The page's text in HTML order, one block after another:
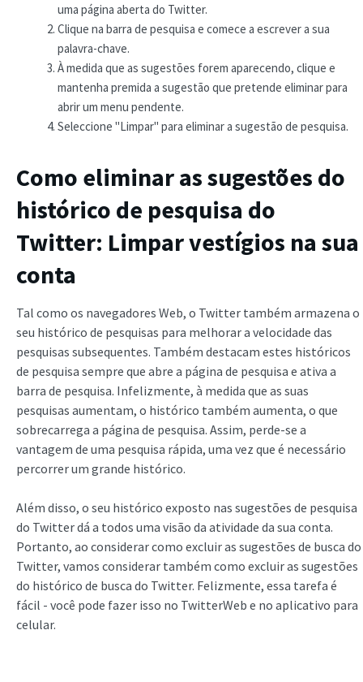
uma página aberta do Twitter.
Clique na barra de pesquisa e comece a escrever a sua
palavra-chave.
À medida que as sugestões forem aparecendo, clique e
mantenha premida a sugestão que pretende eliminar para
abrir um menu pendente.
Seleccione "Limpar" para eliminar a sugestão de pesquisa.
Como eliminar as sugestões do
histórico de pesquisa do
Twitter: Limpar vestígios na sua
conta
Tal como os navegadores Web, o Twitter também armazena o
seu histórico de pesquisas para melhorar a velocidade das
pesquisas subsequentes. Também destacam estes históricos
de pesquisa sempre que abre a página de pesquisa e ativa a
barra de pesquisa. Infelizmente, à medida que as suas
pesquisas aumentam, o histórico também aumenta, o que
sobrecarrega a página de pesquisa. Assim, perde-se a
vantagem de uma pesquisa rápida, uma vez que é necessário
percorrer um grande histórico.
Além disso, o seu histórico exposto nas sugestões de pesquisa
do Twitter dá a todos uma visão da atividade da sua conta.
Portanto, ao considerar como excluir as sugestões de busca do
Twitter, vamos considerar também como excluir as sugestões
do histórico de busca do Twitter. Felizmente, essa tarefa é
fácil - você pode fazer isso no TwitterWeb e no aplicativo para
celular.